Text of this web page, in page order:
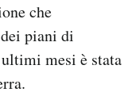
che
piani di
mesi è stata